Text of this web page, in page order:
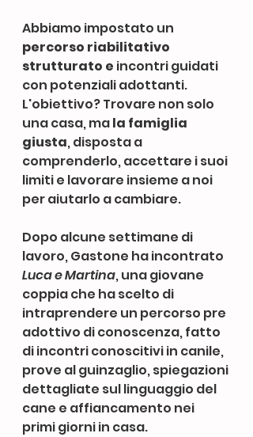
Abbiamo impostato un
percorso riabilitativo
strutturato e incontri guidati
con potenziali adottanti.
L'obiettivo? Trovare non solo
una casa, ma la famiglia
giusta, disposta a
comprenderlo, accettare i suoi
limiti e lavorare insieme a noi
per aiutarlo a cambiare.
Dopo alcune settimane di
lavoro, Gastone ha incontrato
Luca e Martina, una giovane
coppia che ha scelto di
intraprendere un percorso pre
adottivo di conoscenza, fatto
di incontri conoscitivi in canile,
prove al guinzaglio, spiegazioni
dettagliate sul linguaggio del
cane e affiancamento nei
primi giorni in casa.